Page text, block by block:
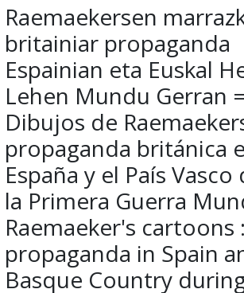
Raemaekersen
britainiar propaganda
Espainian eta Euskal
Lehen Mundu Gerran =
Dibujos de
propaganda británica
España y el País
la Primera Guerra
Raemaeker's cartoons
propaganda in Spain
Basque Country